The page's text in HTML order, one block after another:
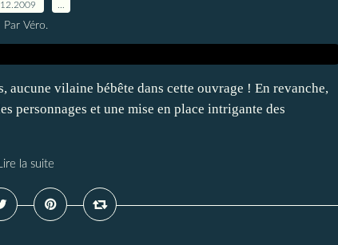
Par Véro.
vilaine bébête dans cette ouvrage ! En revanche,
personnages et une mise en place intrigante des
la suite